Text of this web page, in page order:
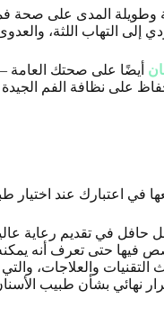
المدى على صحة
إلى التهاب اللثة،
أيضًا على صحتك
على نظافة الفم
في اعتبارك عند اختيار
في تقديم رعاية
حتى تعرف أنه يمكنه
والعلاجات،
نهائي بشأن طبيب